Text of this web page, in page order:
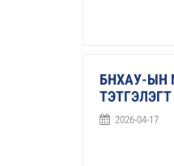
БНХАУ-ЫН
2026-04-17